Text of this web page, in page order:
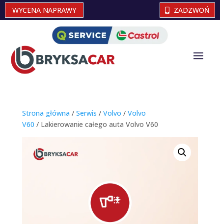
WYCENA NAPRAWY ZADZWOŃ
Strona główna / Serwis / Volvo / Volvo
V60 / Lakierowanie całego auta Volvo V60